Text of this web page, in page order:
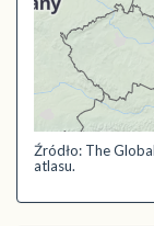
Źródło: The
atlasu.